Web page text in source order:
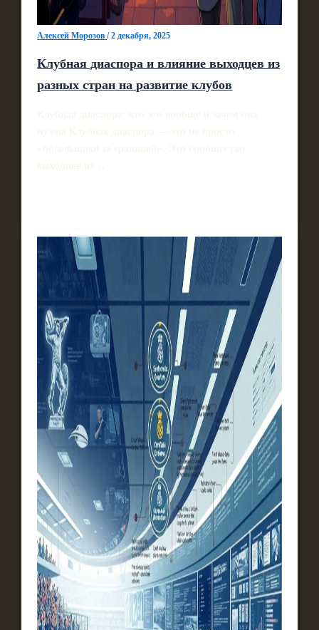
Алексей Морозов/2 декабря, 2025
Клубная диаспора и влияние выходцев из
разных стран на развитие клубов
Клубная диаспора: что это вообще и зачем она
нужна Клубная диаспора — это не просто
«болельщики за границей». Это сообщество
выходцев из…